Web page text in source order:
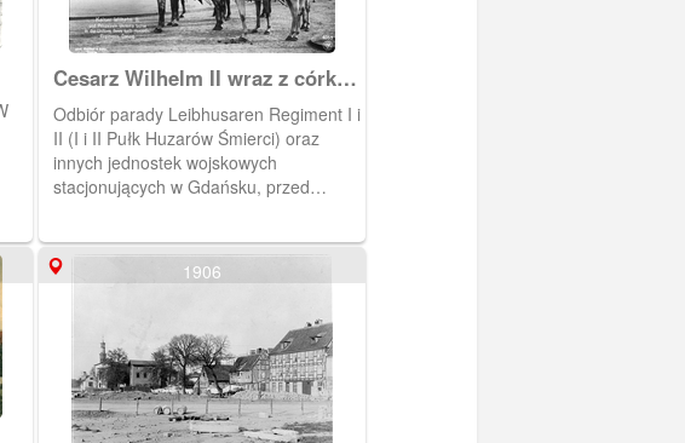
Cesarz Wilhelm II wraz z córką
Victorią Luisą
Odbiór parady Leibhusaren Regiment I i
II (I i II Pułk Huzarów Śmierci) oraz
innych jednostek wojskowych
stacjonujących w Gdańsku, przed
Dominikswall (Wały Jagiellońskie), w
prawo zabudowa Kleine Irrgarten.
1906